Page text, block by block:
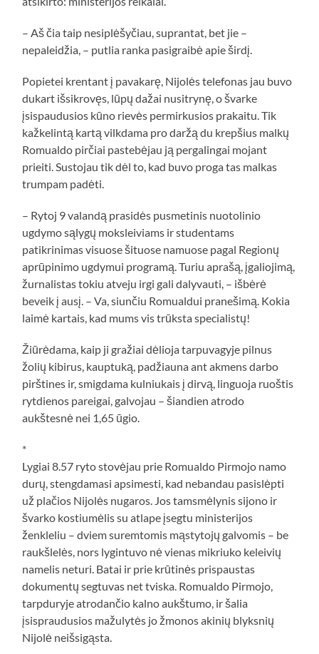
– Aš čia taip nesiplėšyčiau, suprantat, bet jie –
nepaleidžia, – putlia ranka pasigraibė apie širdį.
Popietei krentant į pavakarę, Nijolės telefonas jau buvo
dukart išsikrovęs, lūpų dažai nusitrynę, o švarke
įsispaudusios kūno rievės permirkusios prakaitu. Tik
kažkelintą kartą vilkdama pro daržą du krepšius malkų
Romualdo pirčiai pastebėjau ją pergalingai mojant
prieiti. Sustojau tik dėl to, kad buvo proga tas malkas
trumpam padėti.
– Rytoj 9 valandą prasidės pusmetinis nuotolinio
ugdymo sąlygų moksleiviams ir studentams
patikrinimas visuose šituose namuose pagal Regionų
aprūpinimo ugdymui programą. Turiu aprašą, įgaliojimą,
žurnalistas tokiu atveju irgi gali dalyvauti, – išbėrė
beveik į ausį. – Va, siunčiu Romualdui pranešimą. Kokia
laimė kartais, kad mums vis trūksta specialistų!
Žiūrėdama, kaip ji gražiai dėlioja tarpuvagyje pilnus
žolių kibirus, kauptuką, padžiauna ant akmens darbo
pirštines ir, smigdama kulniukais į dirvą, linguoja ruoštis
rytdienos pareigai, galvojau – šiandien atrodo
aukštesnė nei 1,65 ūgio.
*
Lygiai 8.57 ryto stovėjau prie Romualdo Pirmojo namo
durų, stengdamasi apsimesti, kad nebandau pasislėpti
už plačios Nijolės nugaros. Jos tamsmėlynis sijono ir
švarko kostiumėlis su atlape įsegtu ministerijos
ženkleliu – dviem suremtomis mąstytojų galvomis – be
raukšlelės, nors lygintuvo nė vienas mikriuko keleivių
namelis neturi. Batai ir prie krūtinės prispaustas
dokumentų segtuvas net tviska. Romualdo Pirmojo,
tarpduryje atrodančio kalno aukštumo, ir šalia
įsispraudusios mažulytės jo žmonos akinių blyksnių
Nijolė neišsigąsta.